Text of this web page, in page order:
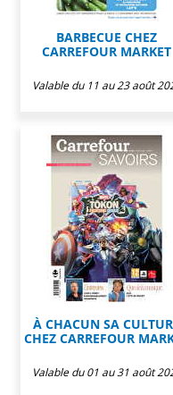
BARBECUE CHEZ
CARREFOUR MARKET
Valable du 11 au 23 août
À CHACUN SA
CHEZ CARREFOUR
Valable du 01 au 31 août